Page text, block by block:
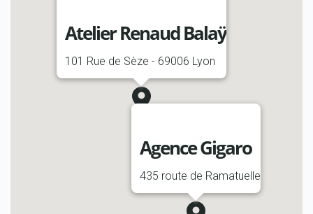
Atelier Renaud Balaÿ
101 Rue de Sèze - 69006 Lyon
Agence Gigaro
435 route de Ramatuelle